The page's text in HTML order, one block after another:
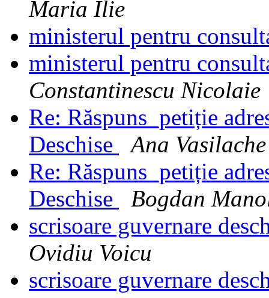
Maria Ilie
ministerul pentru
ministerul pentru
Constantinescu Nicolaie
Re: Răspuns_petiție
Deschise
Ana Vasilache
Re: Răspuns_petiție
Deschise
Bogdan
scrisoare guvernare
Ovidiu Voicu
scrisoare guvernare